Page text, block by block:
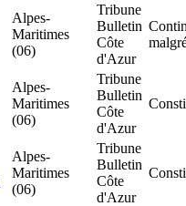
Alpes-
Maritimes
(06)
Tribune
Bulletin
Côte
d'Azur
Alpes-
Maritimes
(06)
Tribune
Bulletin
Côte
d'Azur
Alpes-
Maritimes
(06)
Tribune
Bulletin
Côte
d'Azur